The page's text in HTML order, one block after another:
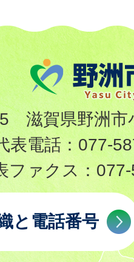
滋賀県野洲市
表電話： 077-
ファクス：
と電話番号